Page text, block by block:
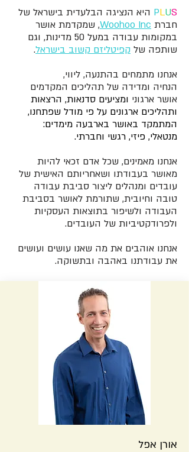
PLUS
היא הנציגה הבלעדית בישראל של
חברת Woohoo Inc, שמקדמת אושר
במקומות עבודה במעל 50 מדינות, וגם
שותפה של קפיטליזם קשוב בישראל.
אנחנו מתמחים בהתנעה, ליווי,
הנחיה ומדידה של תהליכים המקדמים
אושר ארגוני ומציעים סדנאות, הרצאות
ותהליכים ארגונים על פי מודל שפתחנו,
המתמקד באושר בארבעה מימדים:
מנטאלי, פיזי, רגשי וחברתי.
אנחנו מאמינים, שכל אדם זכאי להיות
מאושר בעבודתו ושאחריותם האישית של
עובדים ומנהלים ליצור סביבת עבודה
טובה וחיובית, שתורמת לאושר בסביבת
העבודה ולשיפור בתוצאות העסקיות
ולפרודקטיביות של העובדים.
אנחנו אוהבים את מה שאנו עושים ועושים
את עבודתנו באהבה ובתשוקה.
אורן אפל